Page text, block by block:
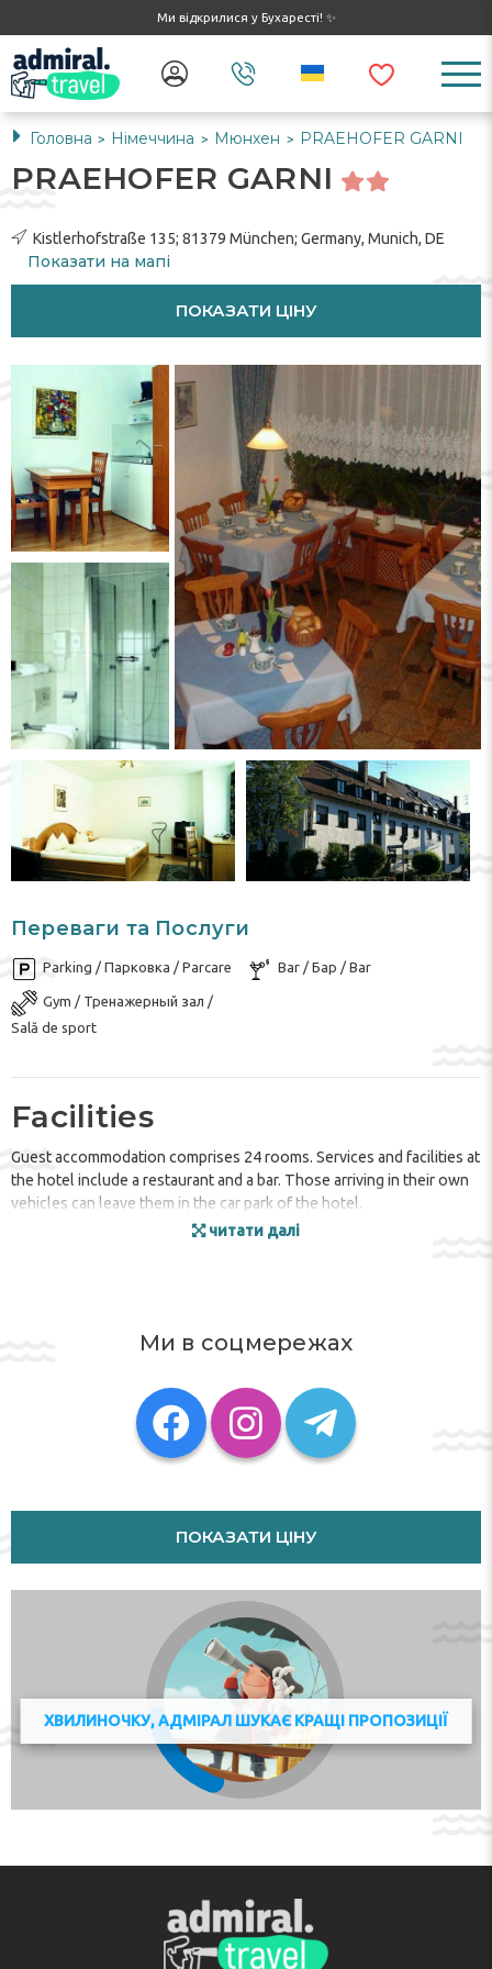
Ми відкрилися у Бухаресті! ✨
Головна > Німеччина > Мюнхен > PRAEHOFER GARNI
PRAEHOFER GARNI
Kistlerhofstraße 135; 81379 München; Germany, Munich, DE
Показати на мапі
ПОКАЗАТИ ЦІНУ
Переваги та Послуги
Parking / Парковка / Parcare Bar / Бар / Bar
Gym / Тренажерный зал /
Sală de sport
Facilities
Guest accommodation comprises 24 rooms. Services and facilities at
the hotel include a restaurant and a bar. Those arriving in their own
vehicles can leave them in the car park of the hotel.
The establishment offers attractions including sport and
entertainment opportunities. A range of options are available,
including tennis and a gym. Copyright GIATA 2004 - 2017.
Адреса:Kistlerhofstraße 135; 81379 München; Germany,
читати далі
Ми в соцмережах
ПОКАЗАТИ ЦІНУ
ХВИЛИНОЧКУ, АДМІРАЛ ШУКАЄ КРАЩІ ПРОПОЗИЦІЇ